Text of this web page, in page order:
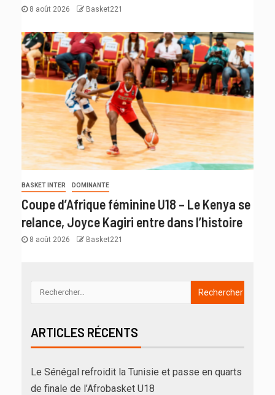
8 août 2026 Basket221
BASKET INTER DOMINANTE
Coupe d’Afrique féminine U18 – Le Kenya se
relance, Joyce Kagiri entre dans l’histoire
8 août 2026 Basket221
ARTICLES RÉCENTS
Le Sénégal refroidit la Tunisie et passe en quarts
de finale de l’Afrobasket U18